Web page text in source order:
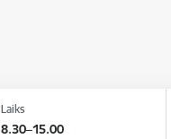
Laiks
8.30–15.00